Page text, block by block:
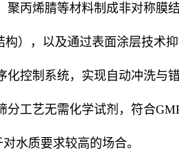
聚丙烯腈等材料制成非对称膜结
构），以及通过表面涂层技术
化控制系统，实现自动冲洗与
分工艺无需化学试剂，符合
水质要求较高的场合。